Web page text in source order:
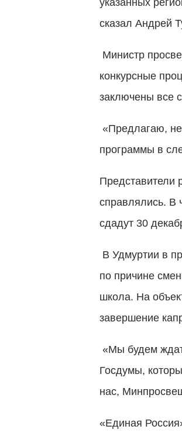
указанных
сказал Андрей
Министр
конкурсные
заключены все
«Предлагаю,
программы в
Представители
справлялись. В
сдадут 30
В Удмуртии в
по причине
школа. На
завершение
«Мы будем
Госдумы,
нас,
«Единая